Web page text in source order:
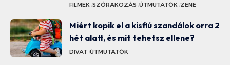
FILMEK SZÓRAKOZÁS ÚTMUTATÓK ZENE
Miért kopik el a kisfiú szandálok orra 2
hét alatt, és mit tehetsz ellene?
DIVAT ÚTMUTATÓK